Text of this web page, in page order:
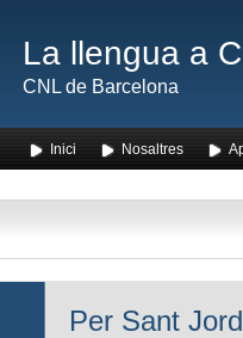
La llengua a
CNL de Barcelona
Inici Nosaltres
Per Sant